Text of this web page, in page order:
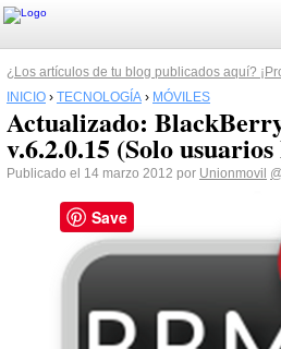
¿Los artículos de tu blog publicados aquí?
INICIO › TECNOLOGÍA › MÓVILES
Actualizado:
v.6.2.0.15 (Solo
Publicado el 14 marzo 2012 por Unionmovil
Save